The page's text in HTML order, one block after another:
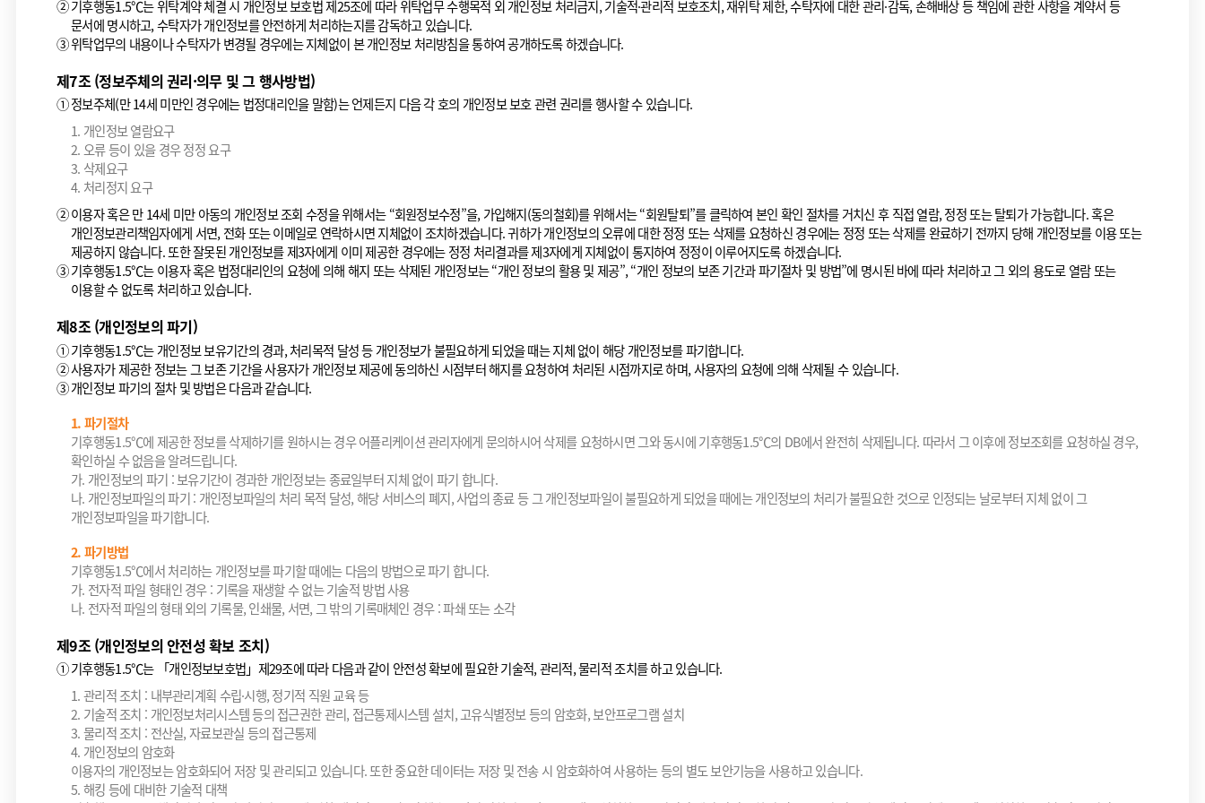
②기후행동1.5℃는 위탁계약 체결 시 개인정보 보호법 제25조에 따라 위탁업무 수행목적 외 개인정보 처리금지, 기술적·관리적 보호조치, 재위탁 제한, 수탁자에 대한 관리·감독, 손해배상 등 책임에 관한 사항을 계약서 등
문서에 명시하고, 수탁자가 개인정보를 안전하게 처리하는지를 감독하고 있습니다.
③위탁업무의 내용이나 수탁자가 변경될 경우에는 지체없이 본 개인정보 처리방침을 통하여 공개하도록 하겠습니다.
제7조 (정보주체의 권리·의무 및 그 행사방법)
①정보주체(만 14세 미만인 경우에는 법정대리인을 말함)는 언제든지 다음 각 호의 개인정보 보호 관련 권리를 행사할 수 있습니다.
1. 개인정보 열람요구
2. 오류 등이 있을 경우 정정 요구
3. 삭제요구
4. 처리정지 요구
②이용자 혹은 만 14세 미만 아동의 개인정보 조회 수정을 위해서는 “회원정보수정”을, 가입해지(동의철회)를 위해서는 “회원탈퇴”를 클릭하여 본인 확인 절차를 거치신 후 직접 열람, 정정 또는 탈퇴가 가능합니다. 혹은
개인정보관리책임자에게 서면, 전화 또는 이메일로 연락하시면 지체없이 조치하겠습니다. 귀하가 개인정보의 오류에 대한 정정 또는 삭제를 요청하신 경우에는 정정 또는 삭제를 완료하기 전까지 당해 개인정보를 이용 또는
제공하지 않습니다. 또한 잘못된 개인정보를 제3자에게 이미 제공한 경우에는 정정 처리결과를 제3자에게 지체없이 통지하여 정정이 이루어지도록 하겠습니다.
③기후행동1.5℃는 이용자 혹은 법정대리인의 요청에 의해 해지 또는 삭제된 개인정보는 “개인 정보의 활용 및 제공”, “개인 정보의 보존 기간과 파기절차 및 방법”에 명시된 바에 따라 처리하고 그 외의 용도로 열람 또는
이용할 수 없도록 처리하고 있습니다.
제8조 (개인정보의 파기)
①기후행동1.5℃는 개인정보 보유기간의 경과, 처리목적 달성 등 개인정보가 불필요하게 되었을 때는 지체 없이 해당 개인정보를 파기합니다.
②사용자가 제공한 정보는 그 보존 기간을 사용자가 개인정보 제공에 동의하신 시점부터 해지를 요청하여 처리된 시점까지로 하며, 사용자의 요청에 의해 삭제될 수 있습니다.
③개인정보 파기의 절차 및 방법은 다음과 같습니다.
1. 파기절차
기후행동1.5℃에 제공한 정보를 삭제하기를 원하시는 경우 어플리케이션 관리자에게 문의하시어 삭제를 요청하시면 그와 동시에 기후행동1.5℃의 DB에서 완전히 삭제됩니다. 따라서 그 이후에 정보조회를 요청하실 경우,
확인하실 수 없음을 알려드립니다.
가. 개인정보의 파기 : 보유기간이 경과한 개인정보는 종료일부터 지체 없이 파기 합니다.
나. 개인정보파일의 파기 : 개인정보파일의 처리 목적 달성, 해당 서비스의 폐지, 사업의 종료 등 그 개인정보파일이 불필요하게 되었을 때에는 개인정보의 처리가 불필요한 것으로 인정되는 날로부터 지체 없이 그
개인정보파일을 파기합니다.
2. 파기방법
기후행동1.5℃에서 처리하는 개인정보를 파기할 때에는 다음의 방법으로 파기 합니다.
가. 전자적 파일 형태인 경우 : 기록을 재생할 수 없는 기술적 방법 사용
나. 전자적 파일의 형태 외의 기록물, 인쇄물, 서면, 그 밖의 기록매체인 경우 : 파쇄 또는 소각
제9조 (개인정보의 안전성 확보 조치)
①기후행동1.5℃는 「개인정보보호법」제29조에 따라 다음과 같이 안전성 확보에 필요한 기술적, 관리적, 물리적 조치를 하고 있습니다.
1. 관리적 조치 : 내부관리계획 수립·시행, 정기적 직원 교육 등
2. 기술적 조치 : 개인정보처리시스템 등의 접근권한 관리, 접근통제시스템 설치, 고유식별정보 등의 암호화, 보안프로그램 설치
3. 물리적 조치 : 전산실, 자료보관실 등의 접근통제
4. 개인정보의 암호화
이용자의 개인정보는 암호화되어 저장 및 관리되고 있습니다. 또한 중요한 데이터는 저장 및 전송 시 암호화하여 사용하는 등의 별도 보안기능을 사용하고 있습니다.
5. 해킹 등에 대비한 기술적 대책